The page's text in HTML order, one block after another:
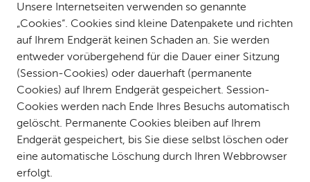
Unsere Internetseiten verwenden so genannte
„Cookies“. Cookies sind kleine Datenpakete und richten
auf Ihrem Endgerät keinen Schaden an. Sie werden
entweder vorübergehend für die Dauer einer Sitzung
(Session-Cookies) oder dauerhaft (permanente
Cookies) auf Ihrem Endgerät gespeichert. Session-
Cookies werden nach Ende Ihres Besuchs automatisch
gelöscht. Permanente Cookies bleiben auf Ihrem
Endgerät gespeichert, bis Sie diese selbst löschen oder
eine automatische Löschung durch Ihren Webbrowser
erfolgt.